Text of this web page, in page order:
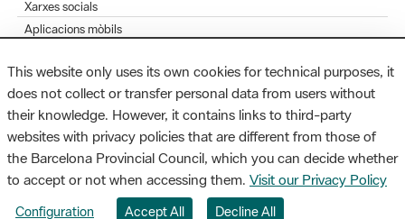
Bústia de suggeriments
Opineu sobre els parcs
MAPA WEB AVÍS LEGAL ACCESSIBILITAT
Diputació de Barcelona. Edifici Llacuna, 1a planta. Badajoz, 49. 08005
Barcelona. Tel. 934 022 428 / xarxaparcs@diba.cat
This website only uses its own cookies for technical purposes, it
does not collect or transfer personal data from users without
their knowledge. However, it contains links to third-party
websites with privacy policies that are different from those of
the Barcelona Provincial Council, which you can decide whether
to accept or not when accessing them. Visit our Privacy Policy
Configuration Accept All Decline All